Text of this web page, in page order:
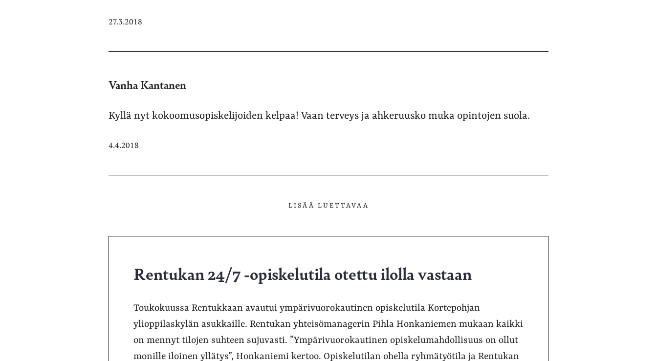
27.3.2018
Vanha Kantanen
Kyllä nyt kokoomusopiskelijoiden kelpaa! Vaan terveys ja ahkeruusko muka opintojen suola.
4.4.2018
LISÄÄ LUETTAVAA
Rentukan 24/7 -opiskelutila otettu ilolla vastaan
Toukokuussa Rentukkaan avautui ympärivuorokautinen opiskelutila Kortepohjan
ylioppilaskylän asukkaille. Rentukan yhteisömanagerin Pihla Honkaniemen mukaan kaikki
on mennyt tilojen suhteen sujuvasti. ”Ympärivuorokautinen opiskelumahdollisuus on ollut
monille iloinen yllätys”, Honkaniemi kertoo. Opiskelutilan ohella ryhmätyötila ja Rentukan